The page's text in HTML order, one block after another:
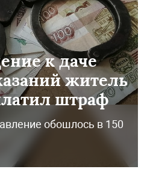
к даче
житель
штраф
обошлось в 150